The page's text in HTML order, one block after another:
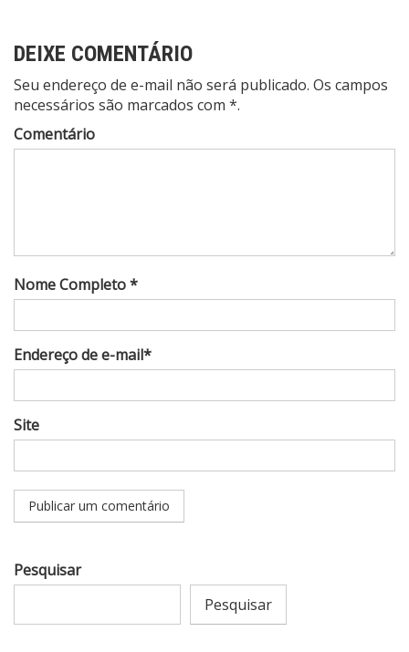
DEIXE COMENTÁRIO
Seu endereço de e-mail não será publicado. Os campos
necessários são marcados com *.
Comentário
Nome Completo *
Endereço de e-mail*
Site
Pesquisar
Pesquisar